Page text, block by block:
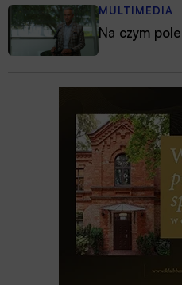
MULTIMEDIA
Na czym